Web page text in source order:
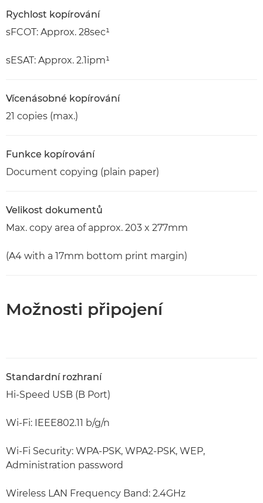
Rychlost kopírování
sFCOT: Approx. 28sec¹
sESAT: Approx. 2.1ipm¹
Vícenásobné kopírování
21 copies (max.)
Funkce kopírování
Document copying (plain paper)
Velikost dokumentů
Max. copy area of approx. 203 x 277mm
(A4 with a 17mm bottom print margin)
Možnosti připojení
Standardní rozhraní
Hi-Speed USB (B Port)
Wi-Fi: IEEE802.11 b/g/n
Wi-Fi Security: WPA-PSK, WPA2-PSK, WEP,
Administration password
Wireless LAN Frequency Band: 2.4GHz